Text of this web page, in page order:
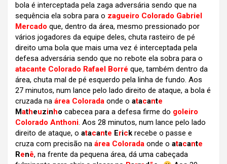
bola é interceptada pela zaga adversária sendo que na
sequência ela sobra para o zagueiro Colorado Gabriel
Mercado que, dentro da área, mesmo pressionado por
vários jogadores da equipe deles, chuta rasteiro de pé
direito uma bola que mais uma vez é interceptada pela
defesa adversária sendo que no rebote ela sobra para o
atacante Colorado Rafael Borré que, também dentro da
área, chuta mal de pé esquerdo pela linha de fundo. Aos
27 minutos, num lance pelo lado direito de ataque, a bola é
cruzada na área Colorada onde o atacante
Matheuzinho cabecea para a defesa firme do goleiro
Colorado Anthoni. Aos 28 minutos, num lance pelo lado
direito de ataque, o atacante Erick recebe o passe e
cruza com precisão na área Colorada onde o atacante
Renê, na frente da pequena área, dá uma cabeçada